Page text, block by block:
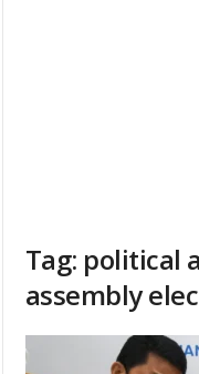
Tag: political
assembly